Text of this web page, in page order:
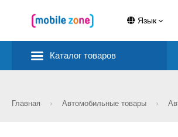
Язык
Каталог товаров
Главная Автомобильные товары